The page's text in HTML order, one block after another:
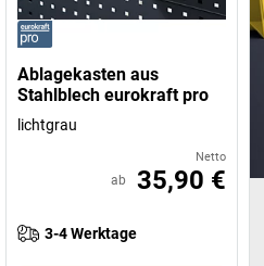
Ablagekasten aus
Stahlblech eurokraft pro
lichtgrau
Netto
ab 35,90 €
3-4 Werktage